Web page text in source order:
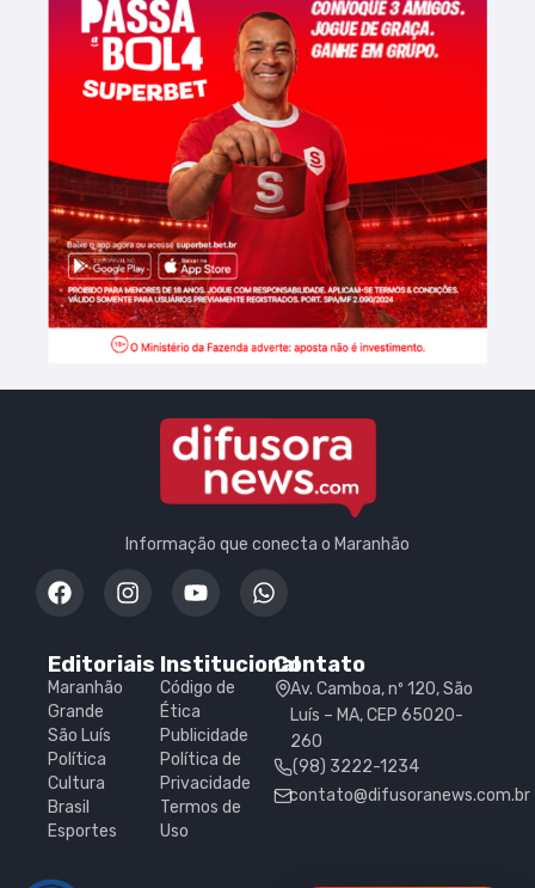
Informação que conecta o Maranhão
Editoriais
Maranhão
Grande
São Luís
Política
Cultura
Brasil
Esportes
Institucional
Código de
Ética
Publicidade
Política de
Privacidade
Termos de
Uso
Contato
Av. Camboa, nº 120, São
Luís – MA, CEP 65020-
260
(98) 3222-1234
contato@difusoranews.com.br